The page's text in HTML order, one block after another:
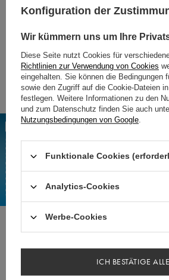
taille 61-64, Hüfte 87-90
Länge 114/88
Größe S
taille 66-69, Hüfte 92-95
Länge 114/88
taille 70-74, Hüfte 96-98
Größe L
Konfiguration der
Wir kümmern uns um Ihre
Diese Seite nutzt Cookies für
Richtlinien zur Verwendung von Cookies
eingehalten. Sie können die Bedingungen
sowie den Zugriff auf die Cookie-Dateien
festlegen. Weitere Informationen zu den
und zum Datenschutz finden Sie auch
Nutzungsbedingungen von Google.
Funktionale Cookies
Analytics-Cookies
Werbe-Cookies
ICH BESTÄTIGE ALLE